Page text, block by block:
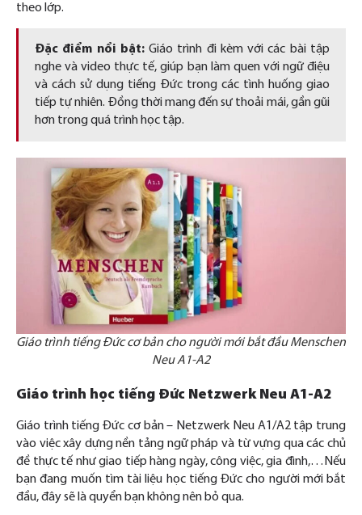
theo lớp.
Đặc điểm nổi bật:Giáo trình đi kèm với các bài tập
nghe và video thực tế, giúp bạn làm quen với ngữ điệu
và cách sử dụng tiếng Đức trong các tình huống giao
tiếp tự nhiên. Đồng thời mang đến sự thoải mái, gần gũi
hơn trong quá trình học tập.
Giáo trình tiếng Đức cơ bản cho người mới bắt đầu Menschen
Neu A1-A2
Giáo trình học tiếng Đức Netzwerk Neu A1-A2
Giáo trình tiếng Đức cơ bản – Netzwerk Neu A1/A2 tập trung
vào việc xây dựng nền tảng ngữ pháp và từ vựng qua các chủ
đề thực tế như giao tiếp hàng ngày, công việc, gia đình,…Nếu
bạn đang muốn tìm tài liệu học tiếng Đức cho người mới bắt
đầu, đây sẽ là quyển bạn không nên bỏ qua.